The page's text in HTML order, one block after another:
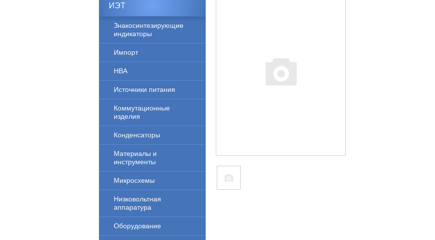
ИЭТ
Знакосинтезирующие
индикаторы
Импорт
НВА
Источники питания
Коммутационные
изделия
Конденсаторы
Материалы и
инструменты
Микросхемы
Низковольтная
аппаратура
Оборудование